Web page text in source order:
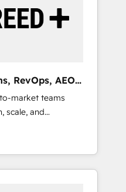
状整理の壁打ちな
お問い合わせくださ
team. -
to drive
and custom agents
deep HIPAA-
resilient growth.
RevOps, AEO
market teams
scale, and
activate
platform
Loop
expert-led